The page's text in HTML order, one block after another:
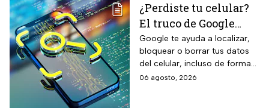
¿Perdiste tu celular?
El truco de Google
para localizarlo y
proteger tus datos
Google te ayuda a localizar,
bloquear o borrar tus datos
del celular, incluso de forma
remota; debes tener activada
06 agosto, 2026